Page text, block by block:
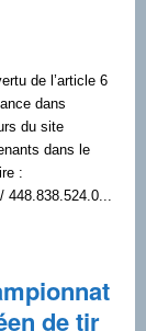
de l’article 6
dans
du site
dans le
:
448.838.524.0...
de tir